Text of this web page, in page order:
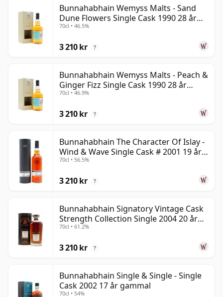
Bunnahabhain Wemyss Malts - Sand
Dune Flowers Single Cask 1990 28 år
gammal
70cl • 46.5%
3 210 kr ?
Bunnahabhain Wemyss Malts - Peach &
Ginger Fizz Single Cask 1990 28 år
gammal
70cl • 46.9%
3 210 kr ?
Bunnahabhain The Character Of Islay -
Wind & Wave Single Cask # 2001 19 år
gammal
70cl • 56.5%
3 210 kr ?
Bunnahabhain Signatory Vintage Cask
Strength Collection Single 2004 20 år
gammal
70cl • 61.2%
3 210 kr ?
Bunnahabhain Single & Single - Single
Cask 2002 17 år gammal
70cl • 54%